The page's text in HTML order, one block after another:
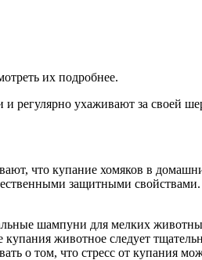
их подробнее.
регулярно ухаживают за своей
что купание хомяков в
защитными
шампуни для мелких
животное следует
о том, что стресс от купания